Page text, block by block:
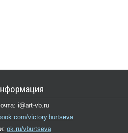
i@art-vb.ru
victory.burtseva
ok.ru/vburtseva